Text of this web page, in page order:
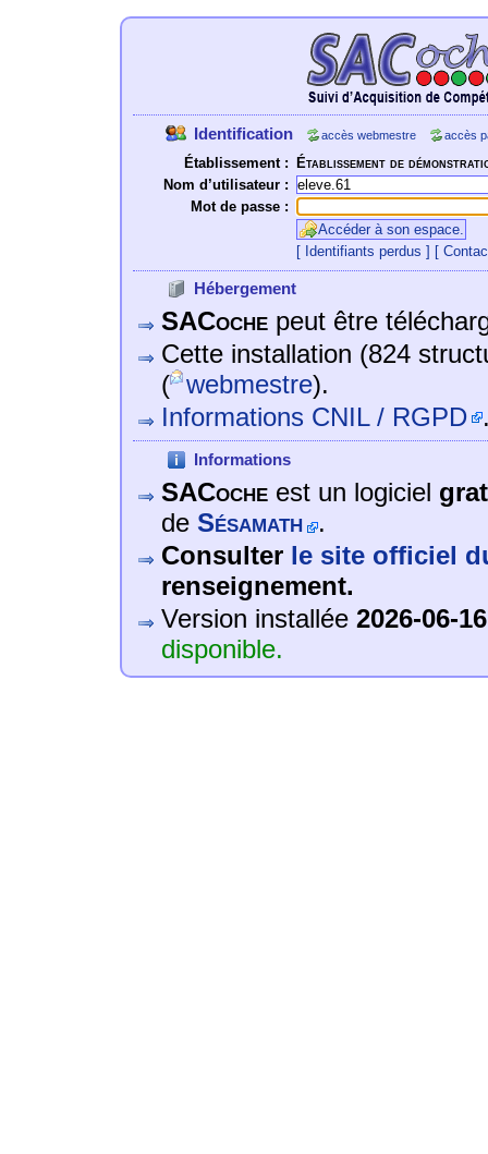
Identification accès webmestre accès
Établissement : Établissement de
Nom d’utilisateur :
Mot de passe :
Accéder à son espace.
[ Identifiants perdus ] [
Hébergement
SACoche peut être
Cette installation (824
( webmestre).
Informations CNIL / RGPD
Informations
SACoche est un logiciel
de Sésamath .
Consulter le site officiel
renseignement.
Version installée 2026-06-16
disponible.